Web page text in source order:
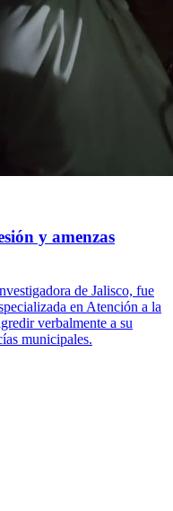
y amenzas
de Jalisco, fue
en Atención a la
verbalmente a su
municipales.